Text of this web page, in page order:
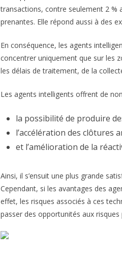
transactions, contre seulement 2 %
prenantes. Elle répond aussi à des
En conséquence, les agents
concentrer uniquement que sur les
les délais de traitement, de la
Les agents intelligents offrent de
la possibilité de produire
l’accélération des clôtures
et l’amélioration de la
Ainsi, il s’ensuit une plus grande
Cependant, si les avantages des
effet, les risques associés à ces
passer des opportunités aux